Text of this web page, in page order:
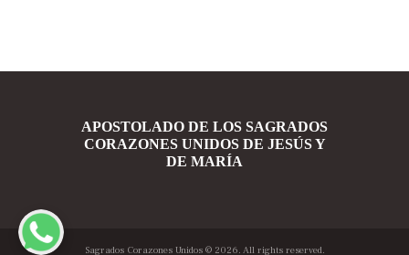
APOSTOLADO DE LOS SAGRADOS
CORAZONES UNIDOS DE JESÚS Y
DE MARÍA
Sagrados Corazones Unidos© 2026. All rights reserved.